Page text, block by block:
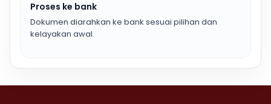
Proses ke bank
Dokumen diarahkan ke bank sesuai pilihan dan
kelayakan awal.